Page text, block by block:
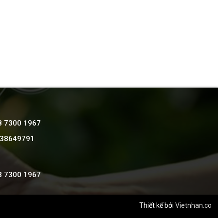
7300 1967
7300 1967
Thiết kế bởi Vietnhan.co